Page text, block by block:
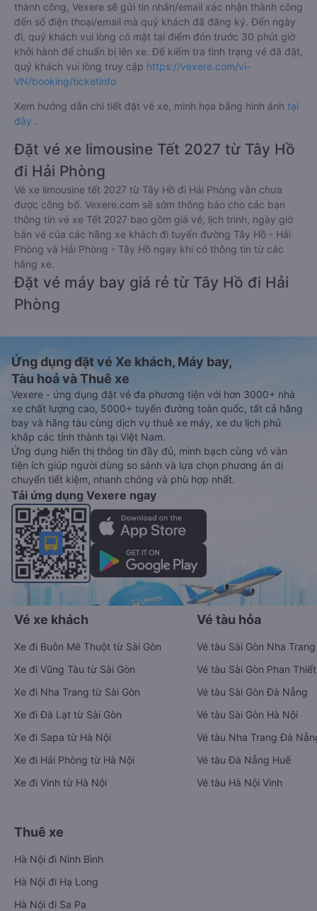
thành công, Vexere sẽ gửi tin nhắn/email xác nhận thành công
đến số điện thoại/email mà quý khách đã đăng ký. Đến ngày
đi, quý khách vui lòng có mặt tại điểm đón trước 30 phút giờ
khởi hành để chuẩn bị lên xe. Để kiểm tra tình trạng vé đã đặt,
quý khách vui lòng truy cập https://vexere.com/vi-
VN/booking/ticketinfo
Xem hướng dẫn chi tiết đặt vé xe, minh họa bằng hình ảnh tại
đây .
Đặt vé xe limousine Tết 2027 từ Tây Hồ
đi Hải Phòng
Vé xe limousine tết 2027 từ Tây Hồ đi Hải Phòng vẫn chưa
được công bố. Vexere.com sẽ sớm thông báo cho các bạn
thông tin vé xe Tết 2027 bao gồm giá vé, lịch trình, ngày giờ
bán vé của các hãng xe khách đi tuyến đường Tây Hồ - Hải
Phòng và Hải Phòng - Tây Hồ ngay khi có thông tin từ các
hãng xe.
Đặt vé máy bay giá rẻ từ Tây Hồ đi Hải
Phòng
Ứng dụng đặt vé Xe khách, Máy bay,
Tàu hoả và Thuê xe
Vexere - ứng dụng đặt vé đa phương tiện với hơn 3000+ nhà
xe chất lượng cao, 5000+ tuyến đường toàn quốc, tất cả hãng
bay và hãng tàu cùng dịch vụ thuê xe máy, xe du lịch phủ
khắp các tỉnh thành tại Việt Nam.
Ứng dụng hiển thị thông tin đầy đủ, minh bạch cùng vô vàn
tiện ích giúp người dùng so sánh và lựa chọn phương án di
chuyển tiết kiệm, nhanh chóng và phù hợp nhất.
Tải ứng dụng Vexere ngay
Vé xe khách
Xe đi Buôn Mê Thuột từ Sài Gòn
Xe đi Vũng Tàu từ Sài Gòn
Xe đi Nha Trang từ Sài Gòn
Xe đi Đà Lạt từ Sài Gòn
Xe đi Sapa từ Hà Nội
Xe đi Hải Phòng từ Hà Nội
Xe đi Vinh từ Hà Nội
Vé tàu hỏa
Vé tàu Sài Gòn Nha Trang
Vé tàu Sài Gòn Phan Thiết
Vé tàu Sài Gòn Đà Nẵng
Vé tàu Sài Gòn Hà Nội
Vé tàu Nha Trang Đà
Vé tàu Đà Nẵng Huế
Vé tàu Hà Nội Vinh
Thuê xe
Hà Nội đi Ninh Bình
Hà Nội đi Hạ Long
Hà Nội đi Sa Pa